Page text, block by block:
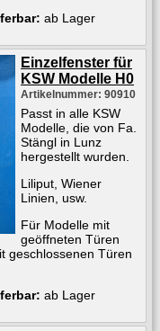
ab Lager
Einzelfenster für
KSW Modelle H0
Artikelnummer: 90910
Passt in alle KSW
Modelle, die von Fa.
Stängl in Lunz
hergestellt wurden.
Liliput, Wiener
Linien, usw.
Für Modelle mit
geöffneten Türen
geschlossenen Türen
ab Lager